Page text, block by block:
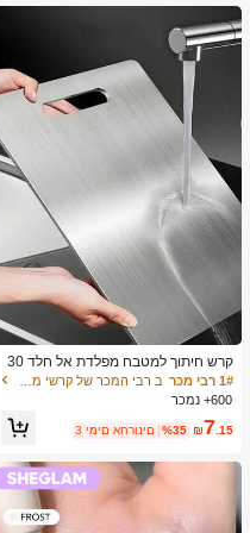
קרש חיתוך למטבח מפלדת אל חלד 30
4, מתאים לחיתוך בשר, פירות וירקות, קל
לניקוי, לבישול ביתי
1# רבי מכר
600+ נמכר
₪7 .15
%35 3 ימים אחרונים